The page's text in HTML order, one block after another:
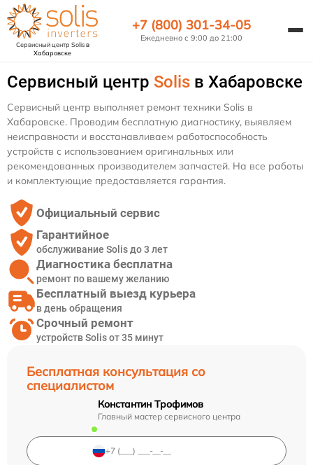
Сервисный центр Solisв
Хабаровске
+7 (800) 301-34-05
Ежедневно с 9:00 до 21:00
Сервисный центр Solis в Хабаровске
Бесплатная консультация со
специалистом
Константин Трофимов
Главный мастер сервисного центра
Сервисный центр выполняет ремонт техники Solis в
Хабаровске. Проводим бесплатную диагностику, выявляем
неисправности и восстанавливаем работоспособность
устройств с использованием оригинальных или
рекомендованных производителем запчастей. На все работы
и комплектующие предоставляется гарантия.
Официальный сервис
Гарантийное
обслуживание Solis до 3 лет
Диагностика бесплатна
ремонт по вашему желанию
Бесплатный выезд курьера
в день обращения
Срочный ремонт
устройств Solis от 35 минут